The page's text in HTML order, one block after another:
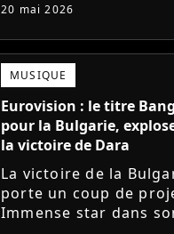
20 mai 2026
MUSIQUE
Eurovision : le titre
pour la Bulgarie,
la victoire de Dara
La victoire de la
porte un coup de
Immense star dans